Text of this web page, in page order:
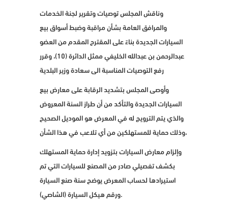
وناقش المجلس توصيات وتقرير لجنة الخدمات
والمرافق العامة بشأن مراقبة وضبط أسواق بيع
السيارات الجديدة بناءً على المقترح المقدم من العضو
عبدالرحمن بن عبدالله الخليفي ممثل الدائرة (10)، وقرر
رفع التوصيات المناسبة الى سعادة وزير البلدية
وأوصى المجلس بتشديد الرقابة على معارض بيع
السيارات الجديدة والتأكد من أن طراز السنة المعروض
والذي يتم الترويج له في المعرض هو الموديل الصحيح
وذلك حماية للمستهلكين من أي تلاعب في هذا الشأن،
وإلزام معارض السيارات بتزويد إدارة حماية المستهلك
بكشف تفصيلي صادر من المصنع للسيارات التي تم
استيرادها لحساب المعرض يوضح سنة صنع السيارة
ورقم هيكل السيارة (الشاصي).